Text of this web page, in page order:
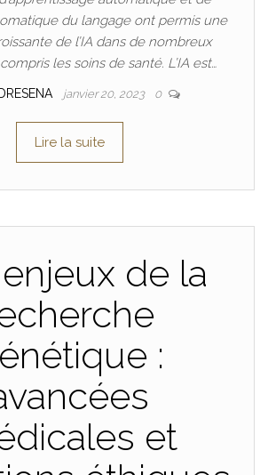
du langage ont permis une
de l’IA dans de nombreux
les soins de santé. L’IA est…
janvier 20, 2023 0
Lire la suite
de la
:
et